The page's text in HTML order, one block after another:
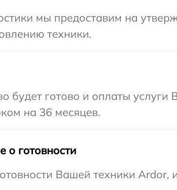
мы предоставим на
техники.
будет готово и оплаты
на 36 месяцев.
готовности
Вашей техники Ardor,